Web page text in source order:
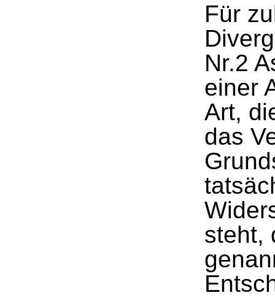
Für
Nr.2
einer
Art,
das
steht,